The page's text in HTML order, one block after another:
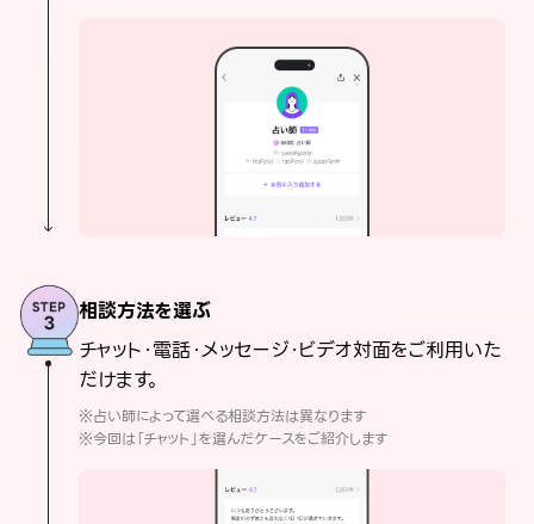
相談方法を選ぶ
チャット・電話・メッセージ・ビデオ対面をご利用いた
だけます。
※占い師によって選べる相談方法は異なります
※今回は「チャット」を選んだケースをご紹介します